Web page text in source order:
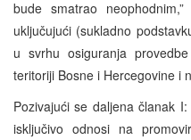
bude smatrao
uključujući (sukladno
u svrhu osiguranja
teritoriji Bosne i Hercegovine i
Pozivajući se daljena članak
isključivo odnosi na